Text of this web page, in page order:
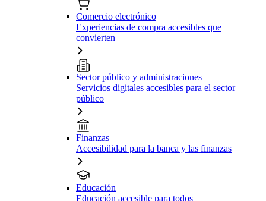
Comercio electrónico
Experiencias de compra accesibles que
convierten
Sector público y administraciones
Servicios digitales accesibles para el sector
público
Finanzas
Accesibilidad para la banca y las finanzas
Educación
Educación accesible para todos